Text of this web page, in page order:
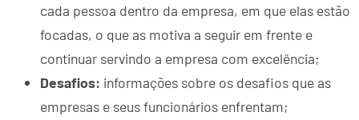
cada pessoa dentro da empresa, em que elas estão
focadas, o que as motiva a seguir em frente e
continuar servindo a empresa com excelência;
Desafios: informações sobre os desafios que as
empresas e seus funcionários enfrentam;